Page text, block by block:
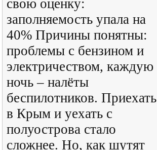
свою оценку:
заполняемость упала на
40% Причины понятны:
проблемы с бензином и
электричеством, каждую
ночь – налёты
беспилотников. Приехать
в Крым и уехать с
полуострова стало
сложнее. Но, как шутят